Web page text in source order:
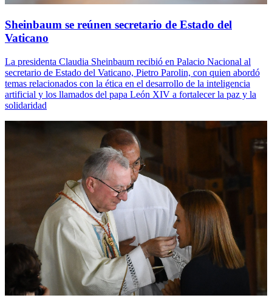
Sheinbaum se reúnen secretario de Estado del
Vaticano
La presidenta Claudia Sheinbaum recibió en Palacio Nacional al
secretario de Estado del Vaticano, Pietro Parolin, con quien abordó
temas relacionados con la ética en el desarrollo de la inteligencia
artificial y los llamados del papa León XIV a fortalecer la paz y la
solidaridad